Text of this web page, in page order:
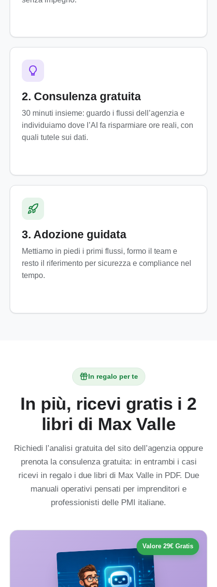
2. Consulenza gratuita
30 minuti insieme: guardo i flussi dell’agenzia e
individuiamo dove l’AI fa risparmiare ore reali, con
quali tutele sui dati.
3. Adozione guidata
Mettiamo in piedi i primi flussi, formo il team e
resto il riferimento per sicurezza e compliance nel
tempo.
In regalo per te
In più, ricevi gratis i 2
libri di Max Valle
Richiedi l’analisi gratuita del sito dell’agenzia oppure
prenota la consulenza gratuita: in entrambi i casi
ricevi in regalo i due libri di Max Valle in PDF. Due
manuali operativi pensati per imprenditori e
professionisti delle PMI italiane.
Valore 29€ Gratis